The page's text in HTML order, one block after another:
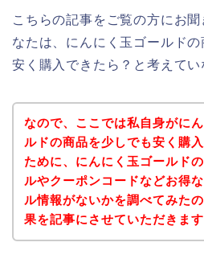
こちらの記事をご覧の方にお
なたは、にんにく玉ゴールド
安く購入できたら？と考えてい
なので、ここでは私自身がに
ルドの商品を少しでも安く購
ために、にんにく玉ゴールド
ルやクーポンコードなどお得
ル情報がないかを調べてみた
果を記事にさせていただきます